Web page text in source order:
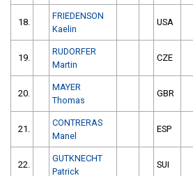
18.
FRIEDENSON
Kaelin
USA
19.
RUDORFER
Martin
CZE
20.
MAYER
Thomas
GBR
21.
CONTRERAS
Manel
ESP
22.
GUTKNECHT
Patrick
SUI